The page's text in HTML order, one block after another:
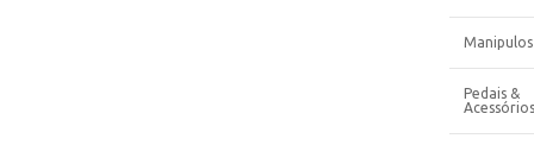
Manipulos
Pedais &
Acessórios